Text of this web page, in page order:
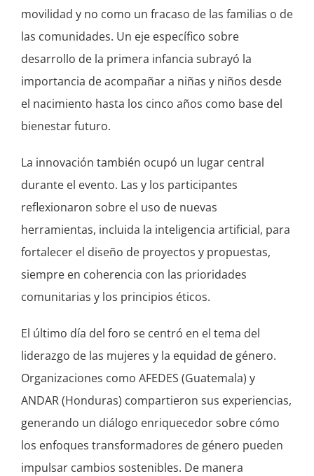
movilidad y no como un fracaso de las familias o de
las comunidades. Un eje específico sobre
desarrollo de la primera infancia subrayó la
importancia de acompañar a niñas y niños desde
el nacimiento hasta los cinco años como base del
bienestar futuro.
La innovación también ocupó un lugar central
durante el evento. Las y los participantes
reflexionaron sobre el uso de nuevas
herramientas, incluida la inteligencia artificial, para
fortalecer el diseño de proyectos y propuestas,
siempre en coherencia con las prioridades
comunitarias y los principios éticos.
El último día del foro se centró en el tema del
liderazgo de las mujeres y la equidad de género.
Organizaciones como AFEDES (Guatemala) y
ANDAR (Honduras) compartieron sus experiencias,
generando un diálogo enriquecedor sobre cómo
los enfoques transformadores de género pueden
impulsar cambios sostenibles. De manera